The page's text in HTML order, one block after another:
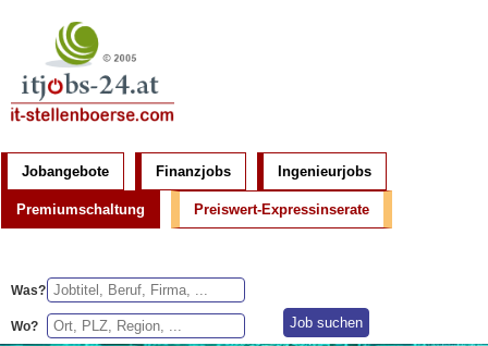
Jobangebote Finanzjobs Ingenieurjobs
Premiumschaltung Preiswert-Expressinserate
Was?
Wo?